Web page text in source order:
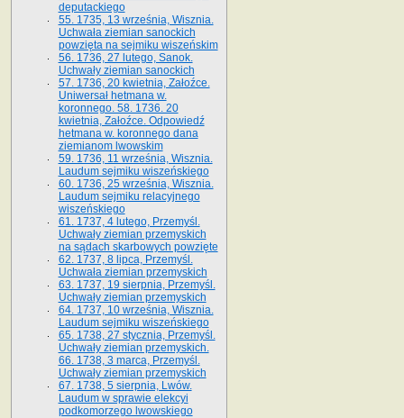
deputackiego
55. 1735, 13 września, Wisznia.
Uchwała ziemian sanockich
powzięta na sejmiku wiszeńskim
56. 1736, 27 lutego, Sanok.
Uchwały ziemian sanockich
57. 1736, 20 kwietnia, Załoźce.
Uniwersał hetmana w.
koronnego. 58. 1736. 20
kwietnia, Załoźce. Odpowiedź
hetmana w. koronnego dana
ziemianom lwowskim
59. 1736, 11 września, Wisznia.
Laudum sejmiku wiszeńskiego
60. 1736, 25 września, Wisznia.
Laudum sejmiku relacyjnego
wiszeńskiego
61. 1737, 4 lutego, Przemyśl.
Uchwały ziemian przemyskich
na sądach skarbowych powzięte
62. 1737, 8 lipca, Przemyśl.
Uchwała ziemian przemyskich
63. 1737, 19 sierpnia, Przemyśl.
Uchwały ziemian przemyskich
64. 1737, 10 września, Wisznia.
Laudum sejmiku wiszeńskiego
65. 1738, 27 stycznia, Przemyśl.
Uchwały ziemian przemyskich­­.
66. 1738, 3 marca, Przemyśl.
Uchwały ziemian przemyskich­
67. 1738, 5 sierpnia, Lwów.
Laudum w sprawie elekcyi
podkomorzego lwowskiego